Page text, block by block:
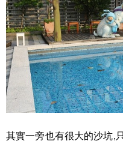
其實一旁也有很大的沙坑,